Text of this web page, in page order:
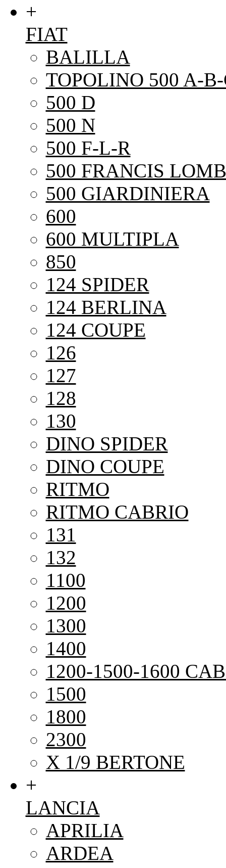
+
FIAT
BALILLA
TOPOLINO 500 A-
500 D
500 N
500 F-L-R
500 FRANCIS
500 GIARDINIERA
600
600 MULTIPLA
850
124 SPIDER
124 BERLINA
124 COUPE
126
127
128
130
DINO SPIDER
DINO COUPE
RITMO
RITMO CABRIO
131
132
1100
1200
1300
1400
1200-1500-1600
1500
1800
2300
X 1/9 BERTONE
+
LANCIA
APRILIA
ARDEA